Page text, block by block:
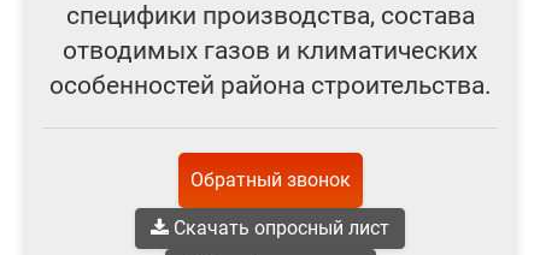
специфики производства, состава
отводимых газов и климатических
особенностей района строительства.
Обратный звонок
Скачать опросный лист